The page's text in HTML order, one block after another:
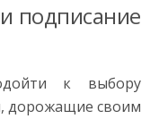
подписание
к выбору
дорожащие своим